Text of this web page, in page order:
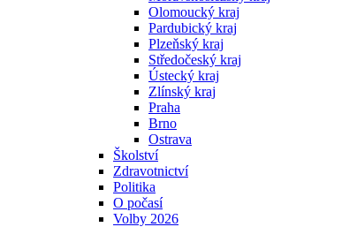
Olomoucký kraj
Pardubický kraj
Plzeňský kraj
Středočeský kraj
Ústecký kraj
Zlínský kraj
Praha
Brno
Ostrava
Školství
Zdravotnictví
Politika
O počasí
Volby 2026